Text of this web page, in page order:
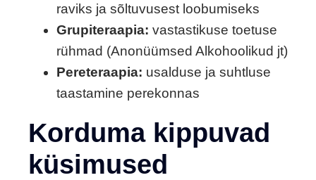
raviks ja sõltuvusest loobumiseks
Grupiteraapia: vastastikuse toetuse
rühmad (Anonüümsed Alkohoolikud jt)
Pereteraapia: usalduse ja suhtluse
taastamine perekonnas
Korduma kippuvad
küsimused